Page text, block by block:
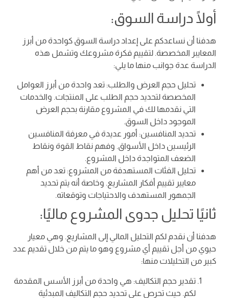
أولًا دراسة السوق:
هدفنا أن نساعدكم على إعداد دراسة السوق كواحدة من أبرز
المعايبر المخصصة. لتقييم فكرة مشروعك وتشمل هذه
الدراسة عدة جوانب منها ما يلي:
تحليل حجم العرض والطلب: تعد واحدة من أبرز العوامل
المخصصة لتحديد حجم الطلب على المنتجات. والخدمات
التي نقدمها لك في المشروع مقارنة بحجم العرض
الموجود داخل السوق.
تحديد المنافسين: أمور عديدة في معرفة المنافسين
الرئيسين داخل الأسواق. وفهم نقاط القوة ونقاط
الضعف المتواجدة داخل المشروع.
تحليل الفئات المستهدفة من المشروع: تعد من أهم
معايير تقييم أفكار المشاريع. وخاصة أنه يتم تحديد
الجمهور المستهدف والاحتياجات وتوقعاته.
ثانيًا تحليل جدوى المشروع ماليًا:
هدفنا أن نقدم لكم التحليل المالي إلى المشاريع. وهي معيار
حيوي من أجل تقييم أي مشروع وهو ما يتم من خلال تقديم عدد
كبير من التحليلات منها:
تقدير حجم التكاليف: هي واحدة من أبرز الأسس المقدمة
لكم. حيث تحرص على تحديد حجم التكاليف المبدئية